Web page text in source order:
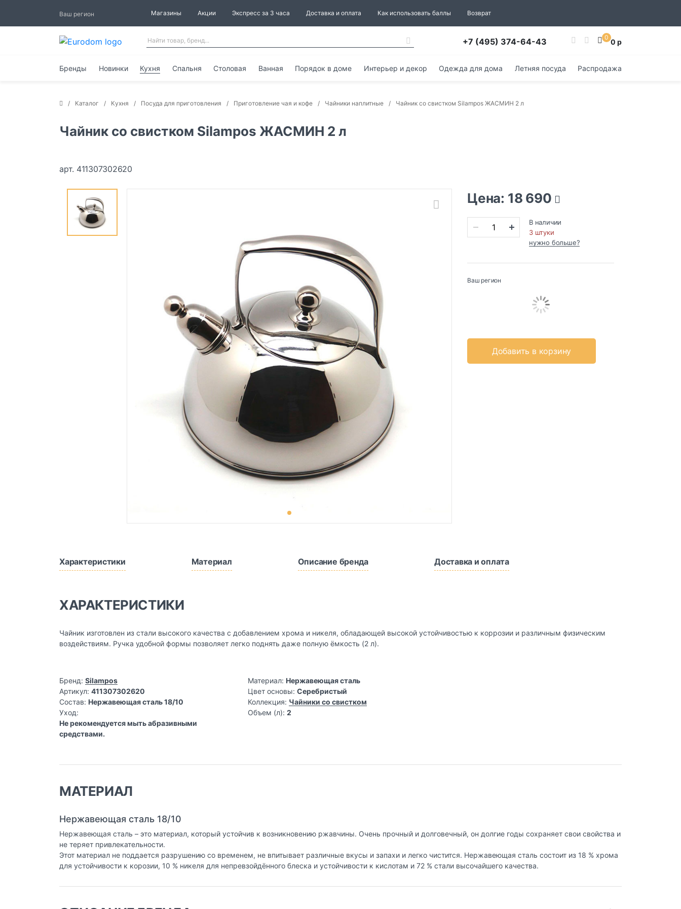
Ваш регион Магазины Акции Экспресс за 3 часа Доставка и оплата Как использовать баллы Возврат
+7 (495) 374-64-43 0 0 р
Бренды Новинки Кухня Спальня Столовая Ванная Порядок в доме Интерьер и декор Одежда для дома Летняя посуда Распродажа
Каталог Кухня Посуда для приготовления Приготовление чая и кофе Чайники наплитные Чайник со свистком Silampos ЖАСМИН 2 л
Чайник со свистком Silampos ЖАСМИН 2 л
арт. 411307302620
Цена: 18 690
В наличии
3 штуки
нужно больше?
Ваш регион
Добавить в корзину
Характеристики Материал Описание бренда Доставка и оплата
ХАРАКТЕРИСТИКИ
Чайник изготовлен из стали высокого качества с добавлением хрома и никеля, обладающей высокой устойчивостью к коррозии и различным физическим
воздействиям. Ручка удобной формы позволяет легко поднять даже полную ёмкость (2 л).
Бренд: Silampos
Артикул: 411307302620
Состав: Нержавеющая сталь 18/10
Уход:
Не рекомендуется мыть абразивными
средствами.
Материал: Нержавеющая сталь
Цвет основы: Серебристый
Коллекция: Чайники со свистком
Объем (л): 2
МАТЕРИАЛ
Нержавеющая сталь 18/10
Нержавеющая сталь – это материал, который устойчив к возникновению ржавчины. Очень прочный и долговечный, он долгие годы сохраняет свои свойства и
не теряет привлекательности.
Этот материал не поддается разрушению со временем, не впитывает различные вкусы и запахи и легко чистится. Нержавеющая сталь состоит из 18 % хрома
для устойчивости к корозии, 10 % никеля для непревзойдённого блеска и устойчивости к кислотам и 72 % стали высочайшего качества.